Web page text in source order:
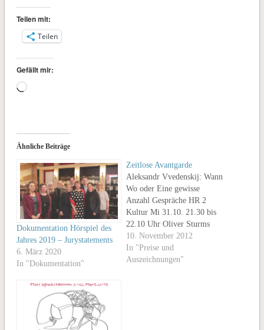
Teilen mit:
Teilen
Gefällt mir:
Wird
Ähnliche Beiträge
Dokumentation Hörspiel des
Jahres 2019 – Jurystatements
6. März 2020
In "Dokumentation"
Zeitlose Avantgarde
Aleksandr Vvedenskij: Wann
Wo oder Eine gewisse
Anzahl Gespräche HR 2
Kultur Mi 31.10. 21.30 bis
22.10 Uhr Oliver Sturms
Bearbeitung und
Inszenierung von Aleksandr
Vvedenskijs dramatischem
10. November 2012
In "Preise und
Auszeichnungen"